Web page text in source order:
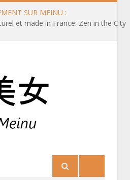
SUR MEINU :
et made in France: Zen in the City